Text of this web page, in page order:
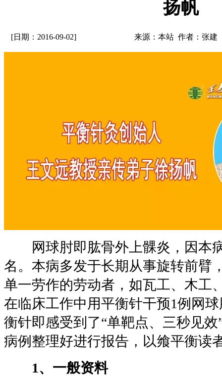
扬帆
[日期：2016-09-02] 来源：本站 作者：张建
网球肘即肱骨外上髁炎，因本
名。本病多发于长期从事旋转前臂
单一劳作的劳动者，如瓦工、木工
在临床工作中用平衡针干预1例网
衡针即感受到了“单靶点、三秒见
病例整理好进行报告，以飨平衡读
1、一般资料